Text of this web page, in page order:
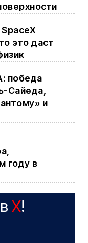
это даст
победа
Сайеда,
и
году в
X!